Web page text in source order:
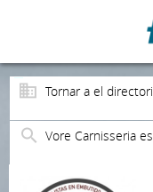
Tornar a el
Vore Carnisseria